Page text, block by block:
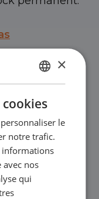
de
en douceur
avec achat
NÉERLANDAIS
ENGLISH
GERMAN
×
cookies
le
notre trafic.
informations
nos
qui